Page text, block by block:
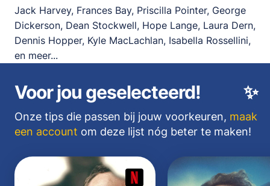
Jack Harvey, Frances Bay, Priscilla Pointer, George
Dickerson, Dean Stockwell, Hope Lange, Laura Dern,
Dennis Hopper, Kyle MacLachlan, Isabella Rossellini,
en meer...
✨
Voor jou geselecteerd!
Onze tips die passen bij jouw voorkeuren, maak
een account om deze lijst nóg beter te maken!